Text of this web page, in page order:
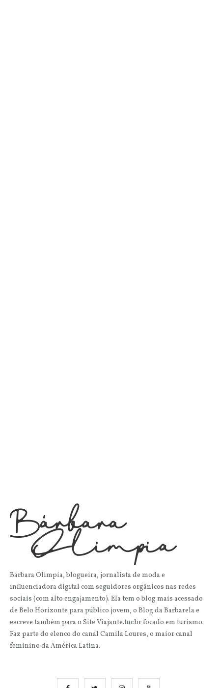
Bárbara Olimpia, blogueira, jornalista de moda e
influenciadora digital com seguidores orgânicos nas redes
sociais (com alto engajamento). Ela tem o blog mais acessado
de Belo Horizonte para público jovem, o Blog da Barbarela e
escreve também para o Site Viajante.tur.br focado em turismo.
Faz parte do elenco do canal Camila Loures, o maior canal
feminino da América Latina.